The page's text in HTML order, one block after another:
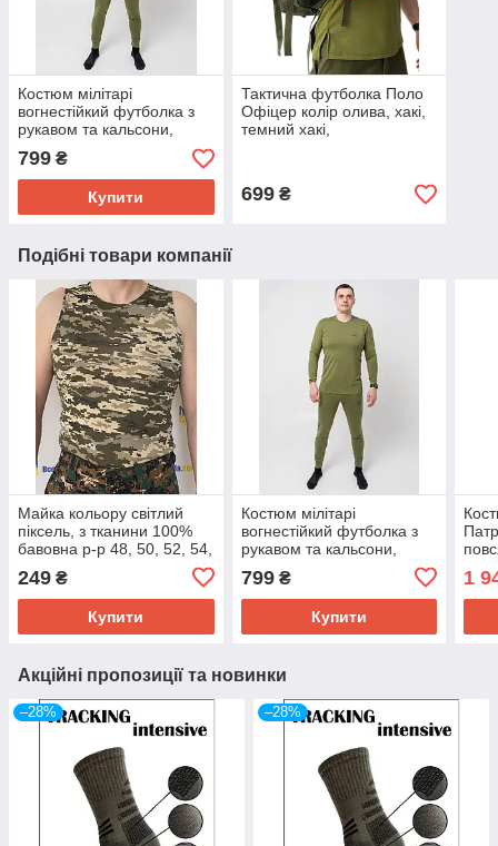
Костюм мілітарі
вогнестійкий футболка з
рукавом та кальсони,
S(46) M(48) L(50) XL(52)
2XL(54) 3XL(56) р-р
799 ₴
Купити
Тактична футболка Поло
Офіцер колір олива, хакі,
темний хакі,
699₴
Подібні товари компанії
Майка кольору світлий
піксель, з тканини 100%
бавовна р-р 48, 50, 52, 54,
249 ₴
Купити
Костюм мілітарі
вогнестійкий футболка з
рукавом та кальсони,
S(46) M(48) L(50) XL(52)
2XL(54) 3XL(56) р-р
799₴
Купити
1
Акційні пропозиції та новинки
–28% –28%